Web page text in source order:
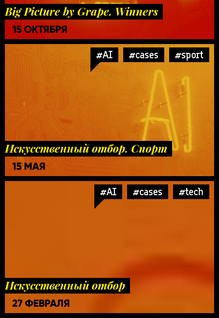
Big Picture by Grape. Winners
15 ОКТЯБРЯ
#AI #cases #sport
Искусственный отбор. Спорт
15 МАЯ
#AI #cases #tech
Искусственный отбор
27 ФЕВРАЛЯ